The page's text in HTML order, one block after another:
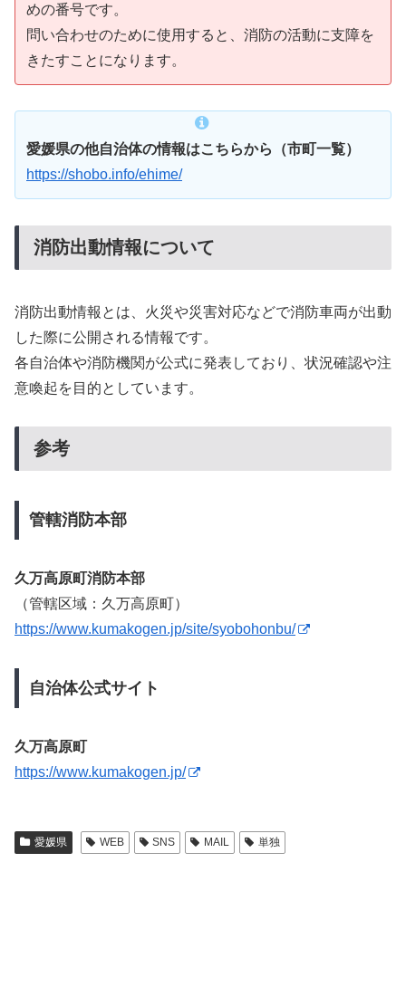
めの番号です。
問い合わせのために使用すると、消防の活動に支障を
きたすことになります。
愛媛県の他自治体の情報はこちらから（市町一覧）
https://shobo.info/ehime/
消防出動情報について
消防出動情報とは、火災や災害対応などで消防車両が出動
した際に公開される情報です。
各自治体や消防機関が公式に発表しており、状況確認や注
意喚起を目的としています。
参考
管轄消防本部
久万高原町消防本部
（管轄区域：久万高原町）
https://www.kumakogen.jp/site/syobohonbu/
自治体公式サイト
久万高原町
https://www.kumakogen.jp/
愛媛県 WEB SNS MAIL 単独